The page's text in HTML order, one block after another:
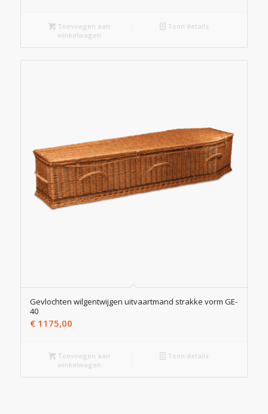
Toevoegen aan
winkelwagen
Toon details
Gevlochten wilgentwijgen uitvaartmand strakke vorm GE-
40
€1175,00
Toevoegen aan
winkelwagen
Toon details